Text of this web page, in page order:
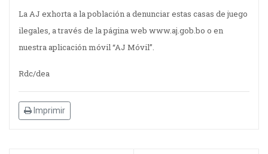
La AJ exhorta a la población a denunciar estas casas de juego
ilegales, a través de la página web www.aj.gob.bo o en
nuestra aplicación móvil “AJ Móvil”.
Rdc/dea
Imprimir